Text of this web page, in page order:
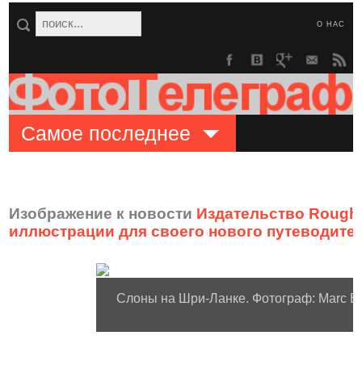
О НАС
Самое последнее
Изображение к новости Издательство
иллюстрации для своего нового
Слоны на Шри-Ланке. Фотограф: Marc